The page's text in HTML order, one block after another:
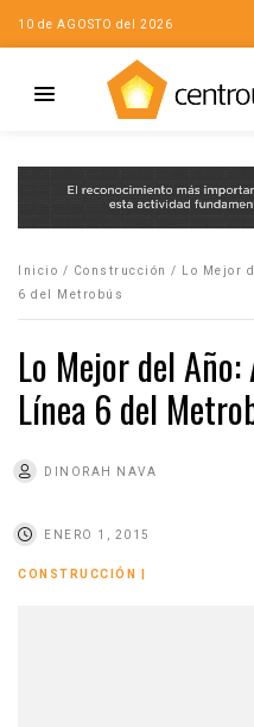
10 de AGOSTO del 2026
Inicio / Construcción /
Lo Mejor
6 del Metrobús
Lo Mejor del
Línea 6 del
DINORAH NAVA
ENERO 1, 2015
CONSTRUCCIÓN